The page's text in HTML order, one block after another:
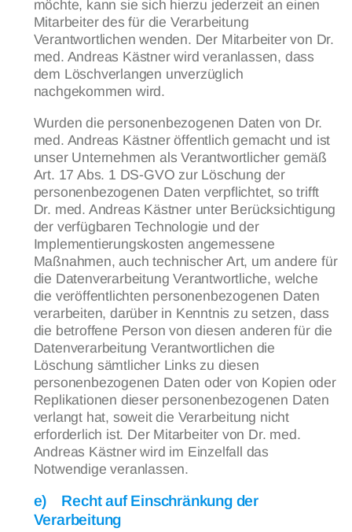
möchte, kann sie sich hierzu jederzeit an einen
Mitarbeiter des für die Verarbeitung
Verantwortlichen wenden. Der Mitarbeiter von Dr.
med. Andreas Kästner wird veranlassen, dass
dem Löschverlangen unverzüglich
nachgekommen wird.
Wurden die personenbezogenen Daten von Dr.
med. Andreas Kästner öffentlich gemacht und ist
unser Unternehmen als Verantwortlicher gemäß
Art. 17 Abs. 1 DS-GVO zur Löschung der
personenbezogenen Daten verpflichtet, so trifft
Dr. med. Andreas Kästner unter Berücksichtigung
der verfügbaren Technologie und der
Implementierungskosten angemessene
Maßnahmen, auch technischer Art, um andere für
die Datenverarbeitung Verantwortliche, welche
die veröffentlichten personenbezogenen Daten
verarbeiten, darüber in Kenntnis zu setzen, dass
die betroffene Person von diesen anderen für die
Datenverarbeitung Verantwortlichen die
Löschung sämtlicher Links zu diesen
personenbezogenen Daten oder von Kopien oder
Replikationen dieser personenbezogenen Daten
verlangt hat, soweit die Verarbeitung nicht
erforderlich ist. Der Mitarbeiter von Dr. med.
Andreas Kästner wird im Einzelfall das
Notwendige veranlassen.
e) Recht auf Einschränkung der
Verarbeitung